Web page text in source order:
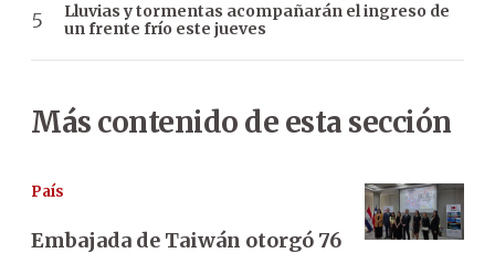
Lluvias y tormentas acompañarán el ingreso de
un frente frío este jueves
Más contenido de esta sección
País
Embajada de Taiwán otorgó 76